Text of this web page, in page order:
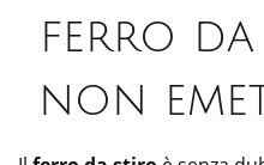
ferro
non